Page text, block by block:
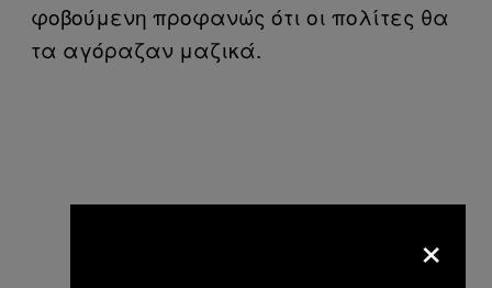
φοβούμενη προφανώς ότι οι πολίτες θα
τα αγόραζαν μαζικά.
×